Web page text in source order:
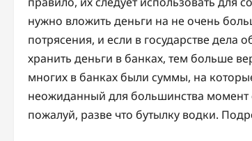
нужно вложить деньги на не очень
потрясения, и если в государстве дела
хранить деньги в банках, тем больше
многих в банках были суммы, на
неожиданный для большинства
пожалуй, разве что бутылку водки.